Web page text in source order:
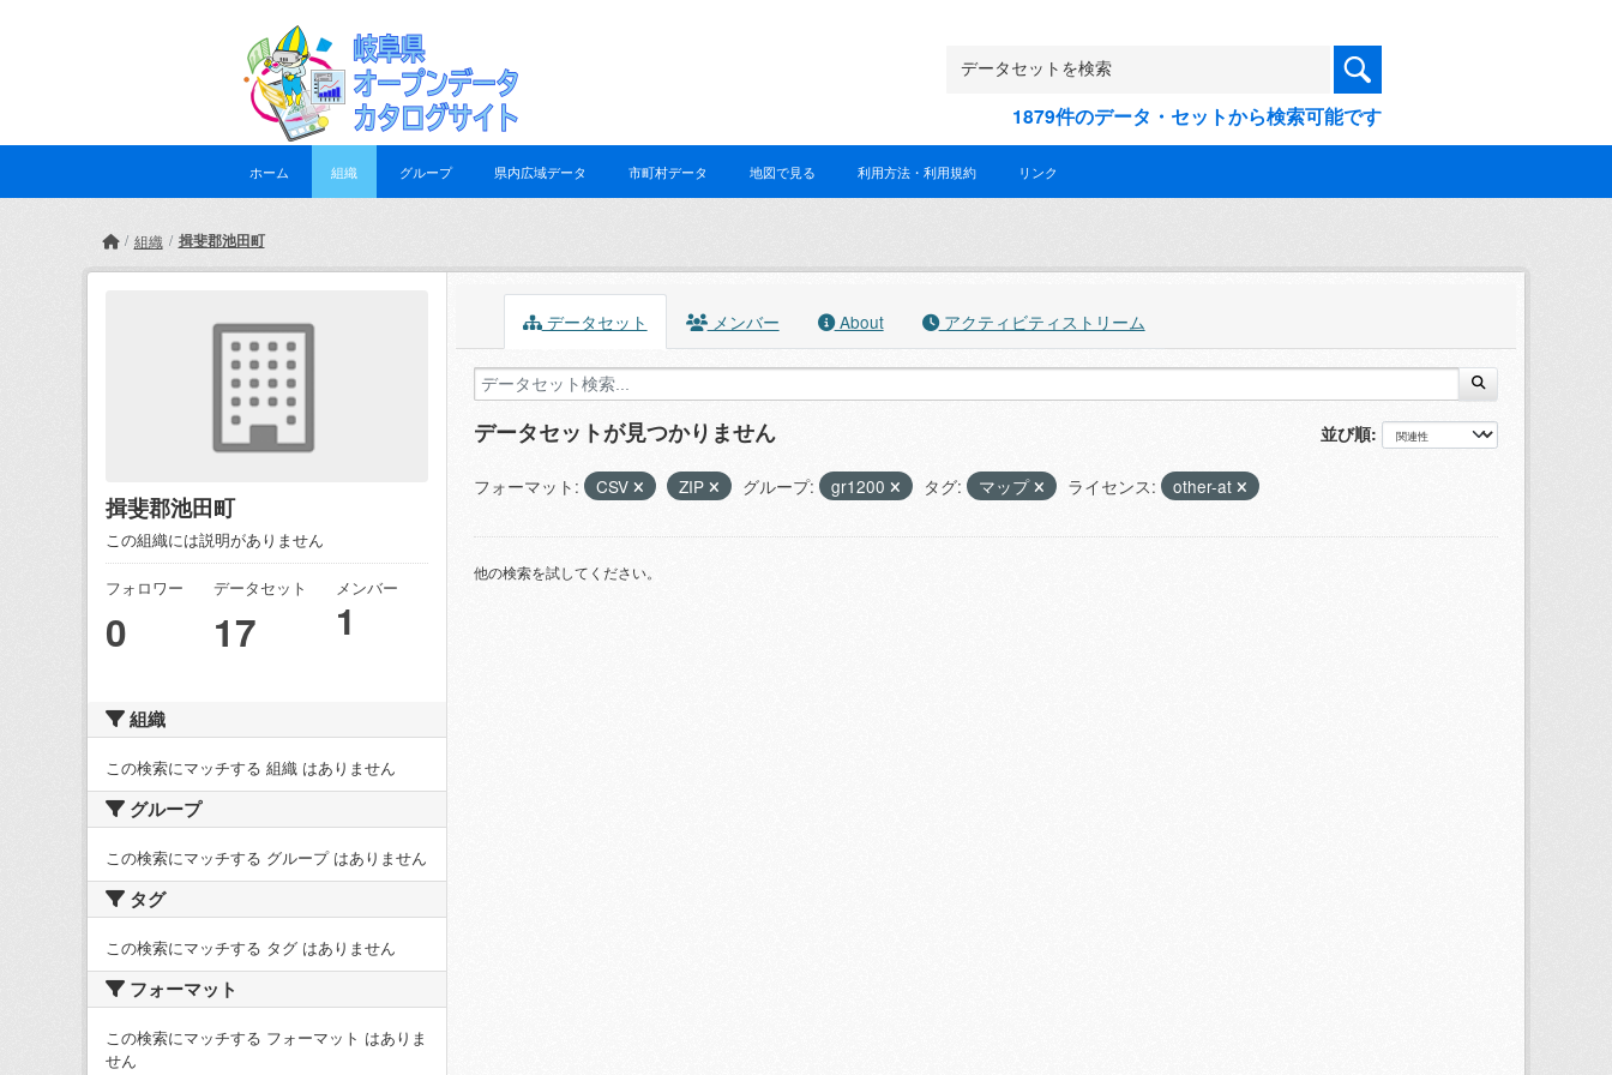
1879件のデータ・セットから検索可能です
ホーム 組織 グループ 県内広域データ 市町村データ 地図で見る 利用方法・利用規約 リンク
組織 揖斐郡池田町
揖斐郡池田町
この組織には説明がありません
フォロワー
0
データセット
17
メンバー
1
組織
この検索にマッチする 組織 はありません
グループ
この検索にマッチする グループ はありません
タグ
この検索にマッチする タグ はありません
フォーマット
この検索にマッチする フォーマット はありま
せん
データセット メンバー About アクティビティストリーム
並び順
データセットが見つかりません
フォーマット: CSV ZIP グループ: gr1200 タグ: マップ ライセンス: other-at
他の検索を試してください。